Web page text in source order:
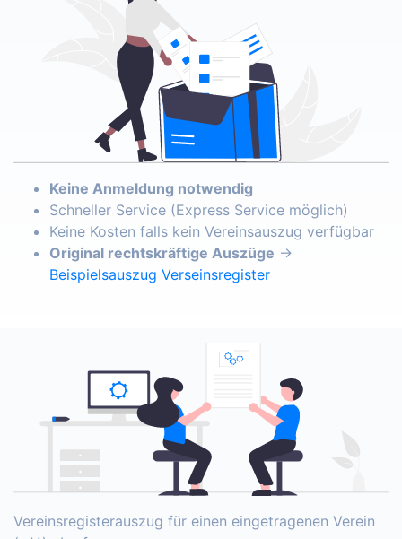
Keine Anmeldung notwendig
Schneller Service (Express Service möglich)
Keine Kosten falls kein Vereinsauszug verfügbar
Original rechtskräftige Auszüge →
Beispielsauszug Verseinsregister
Vereinsregisterauszug für einen eingetragenen Verein